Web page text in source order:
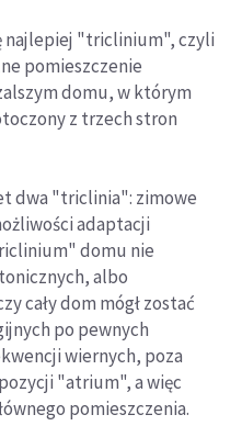
najlepiej "triclinium", czyli
pomieszczenie
domu, w którym
z trzech stron
dwa "triclinia": zimowe
adaptacji
domu nie
albo
cały dom mógł zostać
po pewnych
wiernych, poza
"atrium", a więc
pomieszczenia.